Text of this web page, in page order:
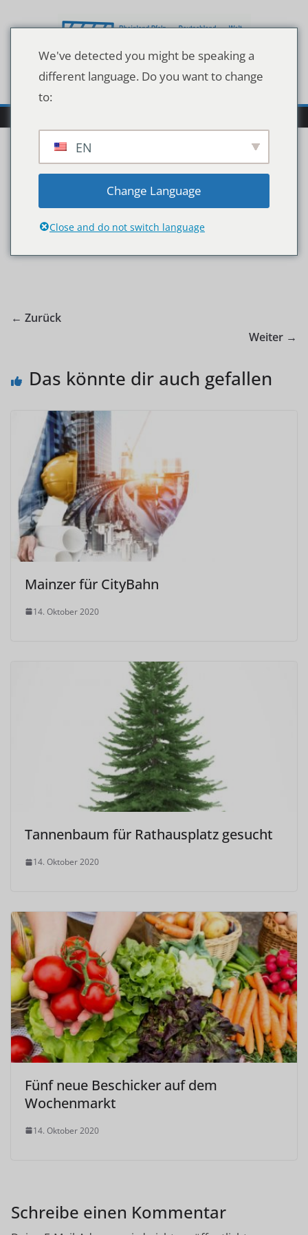
Inhalt
shutterstock_437766952
mittel
← Zurück
Weiter →
Das könnte dir auch gefallen
Mainzer für CityBahn
14. Oktober 2020
Tannenbaum für Rathausplatz gesucht
14. Oktober 2020
Fünf neue Beschicker auf dem
Wochenmarkt
14. Oktober 2020
Schreibe einen Kommentar
We've detected you might be speaking a
different language. Do you want to change
to:
EN
Change Language
Close and do not switch language